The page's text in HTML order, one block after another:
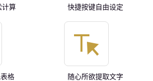
计算 快捷按键自由设定
格 随心所欲提取文字